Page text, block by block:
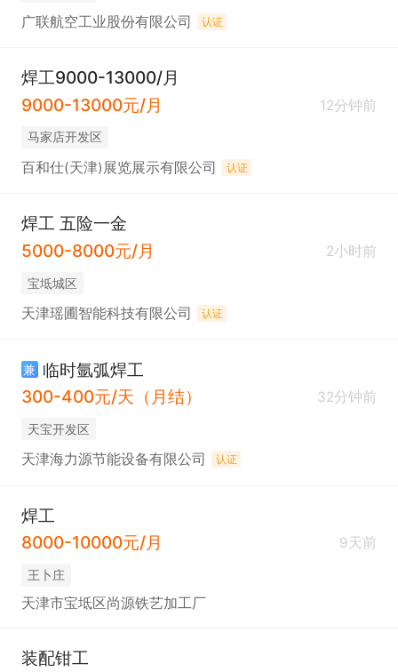
广联航空工业股份有限公司 认证
焊工9000-13000/月
9000-13000元/月
12分钟前
马家店开发区
百和仕(天津)展览展示有限公司 认证
焊工 五险一金
5000-8000元/月
2小时前
宝坻城区
天津瑶圃智能科技有限公司 认证
兼 临时氩弧焊工
300-400元/天（月结）
32分钟前
天宝开发区
天津海力源节能设备有限公司 认证
焊工
8000-10000元/月
9天前
王卜庄
天津市宝坻区尚源铁艺加工厂
装配钳工